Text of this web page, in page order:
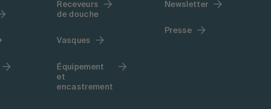
Receveurs
de douche
Vasques
Équipement
et
encastrement
Newsletter
Presse